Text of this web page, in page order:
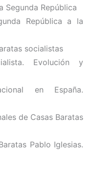
Segunda República
República a la
socialistas
Evolución y
en España.
de Casas Baratas
Pablo Iglesias.